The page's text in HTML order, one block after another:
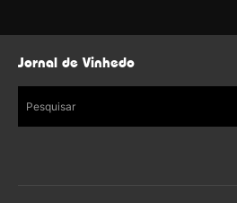
Jornal de Vinhedo
Pesquisar